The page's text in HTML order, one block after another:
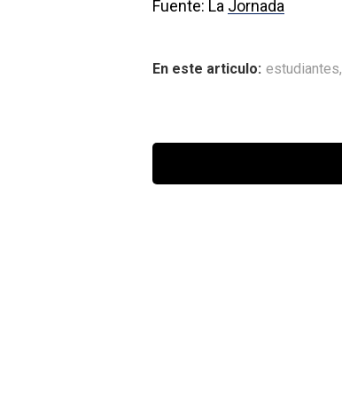
Fuente: La Jornada
En este articulo: estudiantes,